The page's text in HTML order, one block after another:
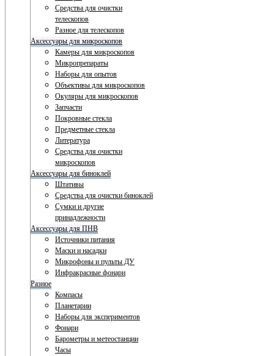
Средства для очистки
телескопов
Разное для телескопов
Аксессуары для микроскопов
Камеры для микроскопов
Микропрепараты
Наборы для опытов
Объективы для микроскопов
Окуляры для микроскопов
Запчасти
Покровные стекла
Предметные стекла
Литература
Средства для очистки
микроскопов
Аксессуары для биноклей
Штативы
Средства для очистки биноклей
Сумки и другие
принадлежности
Аксессуары для ПНВ
Источники питания
Маски и насадки
Микрофоны и пульты ДУ
Инфракрасные фонари
Разное
Компасы
Планетарии
Наборы для экспериментов
Фонари
Барометры и метеостанции
Часы